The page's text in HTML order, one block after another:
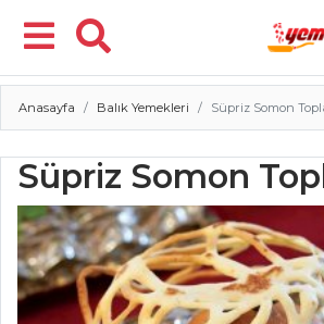
Menü
Anasayfa Balık Yemekleri Süpriz Somon
Süpriz Somon